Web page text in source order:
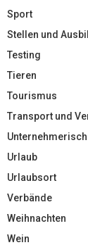
Sport
Stellen und
Testing
Tieren
Tourismus
Transport und
Urlaub
Urlaubsort
Verbände
Weihnachten
Wein